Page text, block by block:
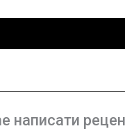
написати